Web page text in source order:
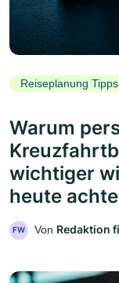
Reiseplanung Tipps
Warum
wichtiger
heute
FW Von Redaktion